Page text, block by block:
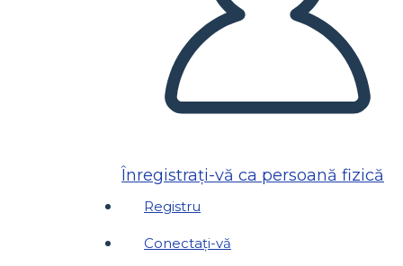
Înregistrați-vă ca persoană fizică
Registru
Conectați-vă